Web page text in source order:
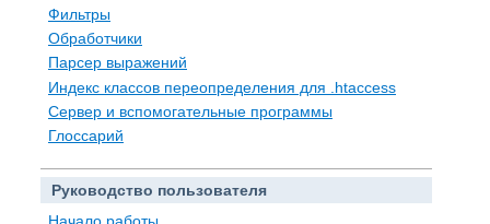
Фильтры
Обработчики
Парсер выражений
Индекс классов переопределения для .htaccess
Сервер и вспомогательные программы
Глоссарий
Руководство пользователя
Начало работы